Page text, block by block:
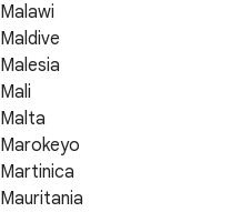
Malawi
Maldive
Malesia
Mali
Malta
Marokeyo
Martinica
Mauritania